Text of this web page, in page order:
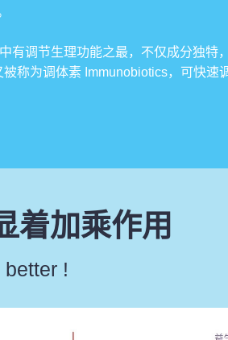
调节生理功能之最，不仅成分独特
称为调体素 Immunobiotics，可快速
着加乘作用
!